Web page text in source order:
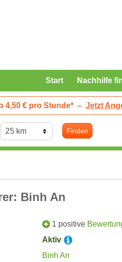
Start Nachhilfe
4,50 € pro Stunde* – Jetzt
Finden
Binh An
1 positive
Aktiv
Binh An